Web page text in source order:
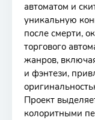
автоматом и
уникальную
после смерти,
торгового
жанров,
и фэнтези,
Проект
колоритными